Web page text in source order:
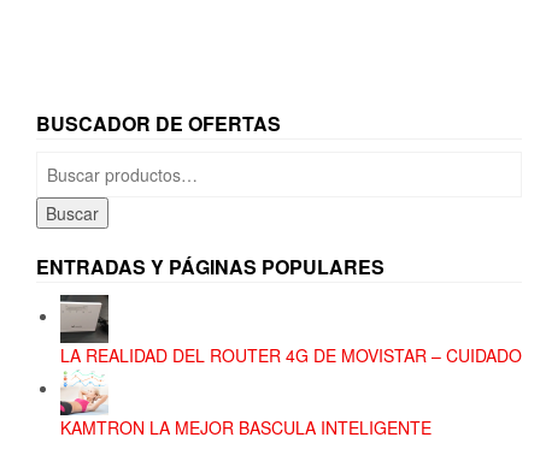
BUSCADOR DE OFERTAS
por:
Buscar
ENTRADAS Y PÁGINAS POPULARES
LA REALIDAD DEL ROUTER 4G DE MOVISTAR – CUIDADO
KAMTRON LA MEJOR BASCULA INTELIGENTE